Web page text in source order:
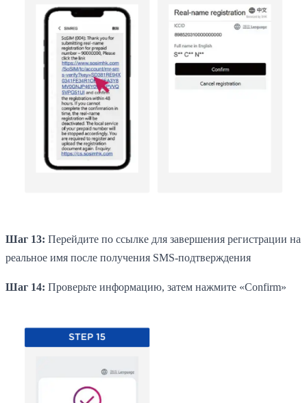
Шаг 13: Перейдите по ссылке для завершения регистрации на
реальное имя после получения SMS-подтверждения
Шаг 14: Проверьте информацию, затем нажмите «Confirm»